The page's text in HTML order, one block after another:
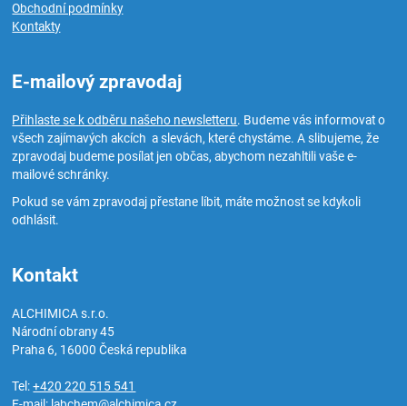
Obchodní podmínky
Kontakty
E-mailový zpravodaj
Přihlaste se k odběru našeho newsletteru. Budeme vás informovat o
všech zajímavých akcích a slevách, které chystáme. A slibujeme, že
zpravodaj budeme posílat jen občas, abychom nezahltili vaše e-
mailové schránky.
Pokud se vám zpravodaj přestane líbit, máte možnost se kdykoli
odhlásit.
Kontakt
ALCHIMICA s.r.o.
Národní obrany 45
Praha 6, 16000Česká republika
Tel:+420 220 515 541